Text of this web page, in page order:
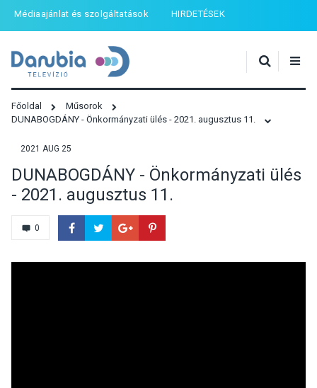
Médiaajánlat és szolgáltatások HIRDETÉSEK
Főoldal
Műsorok
DUNABOGDÁNY - Önkormányzati ülés - 2021. augusztus 11.
2021 AUG 25
DUNABOGDÁNY - Önkormányzati ülés
- 2021. augusztus 11.
0